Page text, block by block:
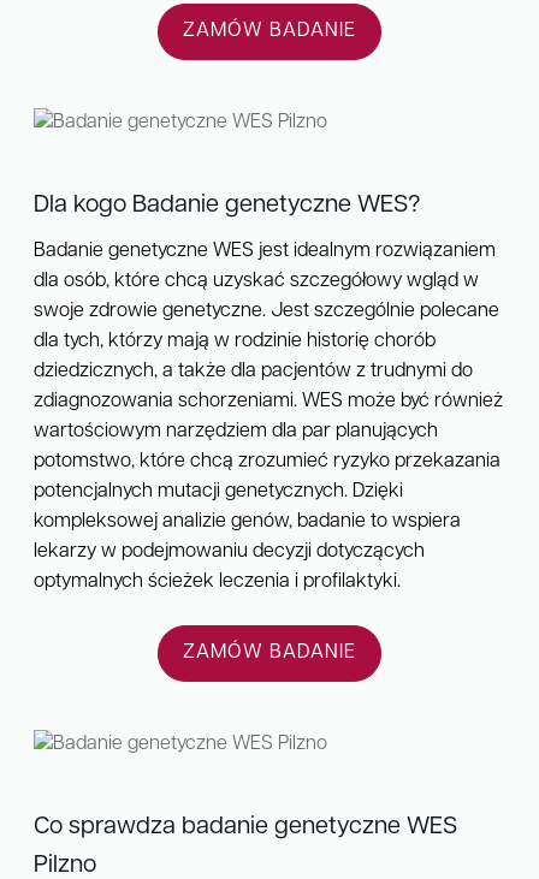
ZAMÓW BADANIE
Dla kogo Badanie genetyczne WES?
Badanie genetyczne WES jest idealnym rozwiązaniem
dla osób, które chcą uzyskać szczegółowy wgląd w
swoje zdrowie genetyczne. Jest szczególnie polecane
dla tych, którzy mają w rodzinie historię chorób
dziedzicznych, a także dla pacjentów z trudnymi do
zdiagnozowania schorzeniami. WES może być również
wartościowym narzędziem dla par planujących
potomstwo, które chcą zrozumieć ryzyko przekazania
potencjalnych mutacji genetycznych. Dzięki
kompleksowej analizie genów, badanie to wspiera
lekarzy w podejmowaniu decyzji dotyczących
optymalnych ścieżek leczenia i profilaktyki.
ZAMÓW BADANIE
Co sprawdza badanie genetyczne WES
Pilzno